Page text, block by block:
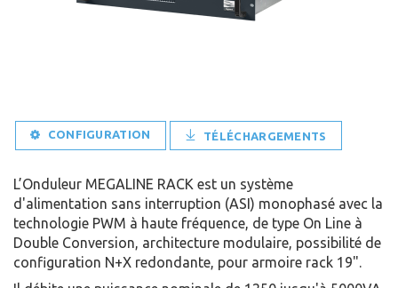
CONFIGURATION TÉLÉCHARGEMENTS
L’Onduleur MEGALINE RACK est un système
d'alimentation sans interruption (ASI) monophasé avec la
technologie PWM à haute fréquence, de type On Line à
Double Conversion, architecture modulaire, possibilité de
configuration N+X redondante, pour armoire rack 19".